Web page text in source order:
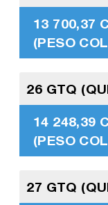
13 700,37
(PESO
26 GTQ
14 248,39
(PESO
27 GTQ